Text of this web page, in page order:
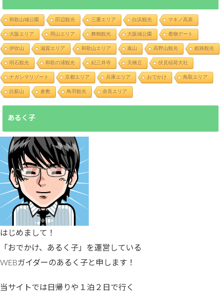
和歌山城公園 田辺観光 三重エリア 白浜観光 マキノ高原
大阪エリア 岡山エリア 舞鶴観光 大阪城公園 着物デート
伊吹山 滋賀エリア 和歌山エリア 嵐山 高野山観光 姫路観光
明石観光 和歌の浦観光 紀三井寺 天橋立 伏見稲荷大社
ナガシマリゾート 京都エリア 兵庫エリア おでかけ 鳥取エリア
比叡山 倉敷 鳥羽観光 奈良エリア
あるく子
はじめまして！
「おでかけ、あるく子」を運営している
WEBガイダーのあるく子と申します！
当サイトでは日帰りや１泊２日で行く